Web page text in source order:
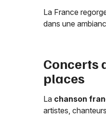
La France
dans une
Concerts
places
La chanson
artistes,